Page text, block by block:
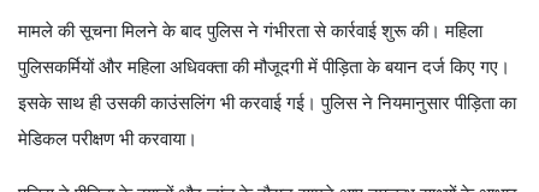
मामले की सूचना मिलने के बाद पुलिस ने गंभीरता से कार्रवाई शुरू की। महिला
पुलिसकर्मियों और महिला अधिवक्ता की मौजूदगी में पीड़िता के बयान दर्ज किए गए।
इसके साथ ही उसकी काउंसलिंग भी करवाई गई। पुलिस ने नियमानुसार पीड़िता का
मेडिकल परीक्षण भी करवाया।